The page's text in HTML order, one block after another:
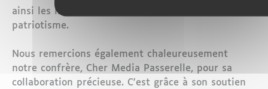
ainsi les liens de solidarité, de fierté et de
patriotisme.
Nous remercions également chaleureusement
notre confrère, Cher Media Passerelle, pour sa
collaboration précieuse. C'est grâce à son soutien